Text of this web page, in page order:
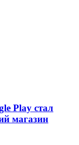
Play стал
магазин